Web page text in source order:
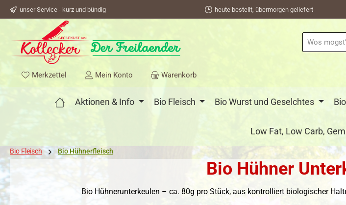
Zur Hauptnavigation springen
unser Service - kurz und bündig heute bestellt, übermorgen geliefert
Merkzettel Du hast 0 Produkte auf dem Merkzettel
Mein Konto Warenkorb
Aktionen & Info Bio Fleisch Bio Wurst und Geselchtes
Low Fat, Low Carb,
Bio Fleisch Bio Hühnerfleisch
Bio Hühner
Bio Hühnerunterkeulen – ca. 80g pro Stück, aus kontrolliert biologischer